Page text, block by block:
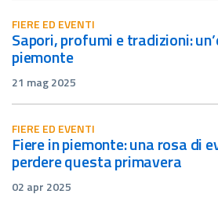
FIERE ED EVENTI
sapori, profumi e tradizioni: un’estate di fiere in
piemonte
21 mag 2025
FIERE ED EVENTI
fiere in piemonte: una rosa di eventi da non
perdere questa primavera
02 apr 2025